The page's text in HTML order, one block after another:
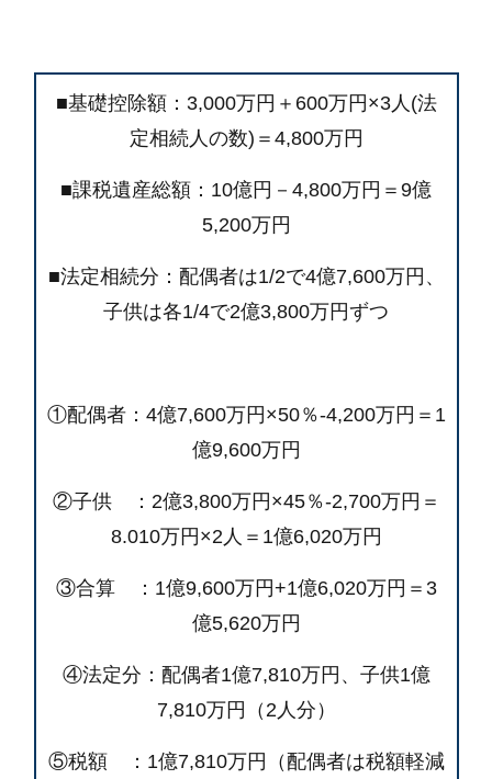
■基礎控除額：3,000万円＋600万円×3人(法
定相続人の数)＝4,800万円
■課税遺産総額：10億円－4,800万円＝9億
5,200万円
■法定相続分：配偶者は1/2で4億7,600万円、
子供は各1/4で2億3,800万円ずつ
①配偶者：4億7,600万円×50％-4,200万円＝1
億9,600万円
②子供 ：2億3,800万円×45％-2,700万円＝
8.010万円×2人＝1億6,020万円
③合算 ：1億9,600万円+1億6,020万円＝3
億5,620万円
④法定分：配偶者1億7,810万円、子供1億
7,810万円（2人分）
⑤税額 ：1億7,810万円（配偶者は税額軽減